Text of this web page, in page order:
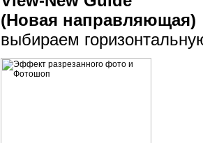
(Новая направляющая)
выбираем